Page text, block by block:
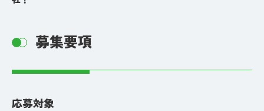
募集要項
応募対象